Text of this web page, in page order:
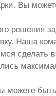
Вы
решения
Наша